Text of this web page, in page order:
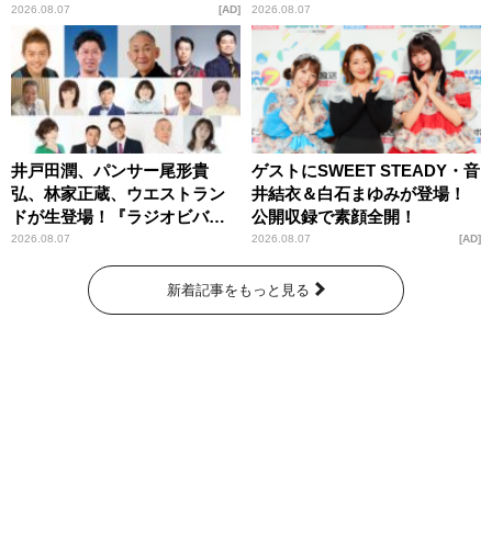
2026.08.07 AD
パンプスが合格祈願！
2026.08.07
井戸田潤、パンサー尾形貴
弘、林家正蔵、ウエストラン
ドが生登場！『ラジオビバリ
ー昼ズ』
2026.08.07
ゲストにSWEET STEADY・音
井結衣＆白石まゆみが登場！
公開収録で素顔全開！
2026.08.07 AD
新着記事をもっと見る